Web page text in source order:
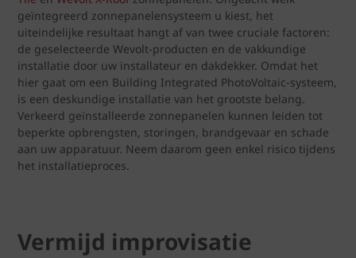
geïntegreerd zonnepanelensysteem u kiest, het
uiteindelijke resultaat hangt af van twee cruciale factoren:
de geselecteerde Wevolt-producten en de vakkundige
installatie door uw installateur en dakdekker. Omdat het
hier gaat om een Building Integrated PhotoVoltaic-systeem,
is een deskundige installatie van het grootste belang.
Verkeerd geïnstalleerde zonnepanelen kunnen leiden tot
beperkte opbrengsten, storingen, brandgevaar en schade
aan uw apparatuur. Neem daarom geen enkel risico tijdens
het installatieproces.
Vermijd improvisatie